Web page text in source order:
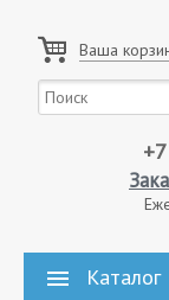
Ваша
Каталог